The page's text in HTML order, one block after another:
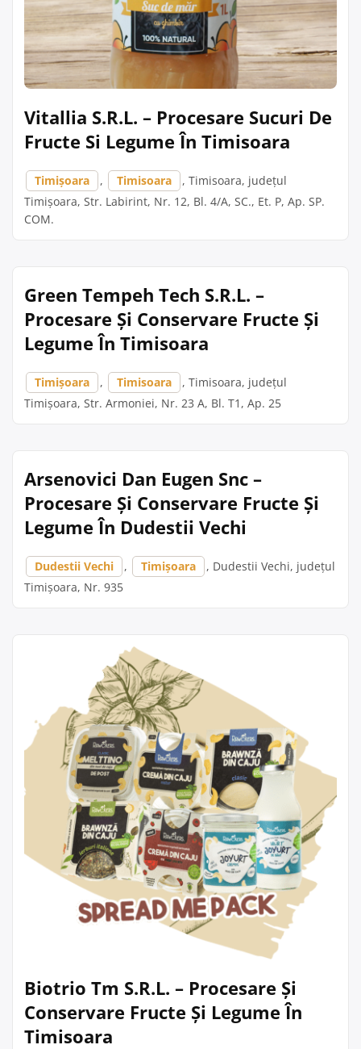
Vitallia S.R.L. – Procesare Sucuri De
Fructe Si Legume În Timisoara
Timișoara , Timisoara
, Timisoara, județul
Timișoara, Str. Labirint, Nr. 12, Bl. 4/A, SC., Et. P, Ap. SP.
COM.
Green Tempeh Tech S.R.L. –
Procesare Și Conservare Fructe Și
Legume În Timisoara
Timișoara , Timisoara
, Timisoara, județul
Timișoara, Str. Armoniei, Nr. 23 A, Bl. T1, Ap. 25
Arsenovici Dan Eugen Snc –
Procesare Și Conservare Fructe Și
Legume În Dudestii Vechi
Dudestii Vechi , Timișoara
, Dudestii Vechi, județul
Timișoara, Nr. 935
Biotrio Tm S.R.L. – Procesare Și
Conservare Fructe Și Legume În
Timisoara